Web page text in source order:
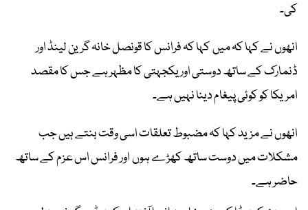
کی۔
انھوں نے کہا کہ میں کہا کہ فرانس کا قونصل خانہ گرین لینڈ اور
ڈنمارک کے ساتھ دوستی اور یکجہتی کا مظہر ہے جس کا مقصد
امریکا کو کوئی پیغام دینا نہیں ہے۔
انھوں نے مزید کہا کہ مضبوط تعلقات اسی وقت بنتے ہیں جب
مشکلات میں دوست ساتھ کھڑے ہوں اور فرانس اس عزم کے ساتھ
حاضر ہے۔